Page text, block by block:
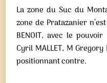
La zone du Suc du
zone de Pratazanier
BENOIT, avec le
Cyril MALLET, M Gregory
positionnant contre.